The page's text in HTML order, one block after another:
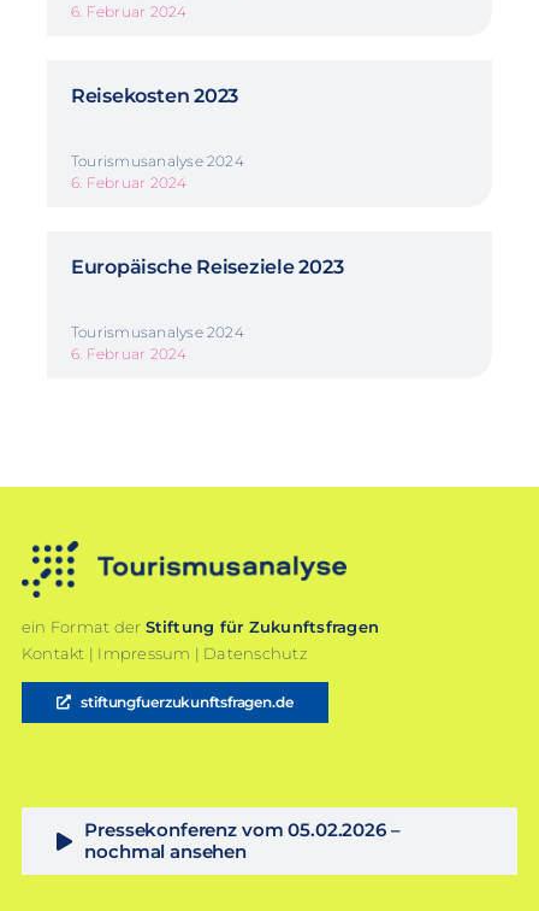
6. Februar 2024
Reisekosten 2023
Tourismusanalyse 2024
6. Februar 2024
Europäische Reiseziele 2023
Tourismusanalyse 2024
6. Februar 2024
ein Format der Stiftung für Zukunftsfragen
Kontakt | Impressum | Datenschutz
stiftungfuerzukunftsfragen.de
Pressekonferenz vom 05.02.2026 –
nochmal ansehen